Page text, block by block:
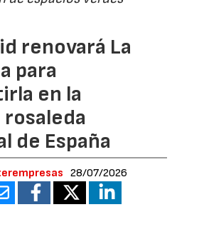
renovará La
para
en la
de España
28/07/2026